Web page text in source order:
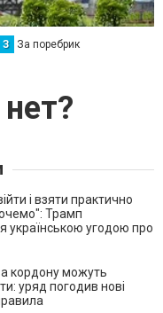
З За поребрик
і взяти практично
Трамп
українською угодою про
кордону можуть
уряд погодив нові